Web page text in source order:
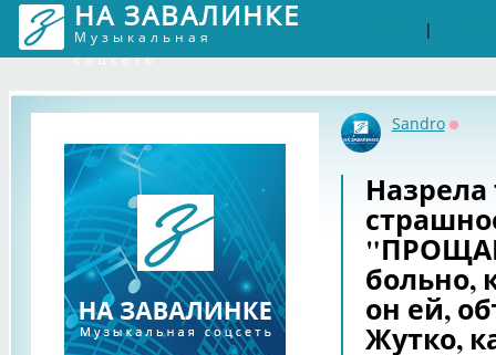
НА ЗАВАЛИНКЕ
Музыкальная
соцсеть
|
Sandro
Назрела
больно,
он ей,
Жутко,